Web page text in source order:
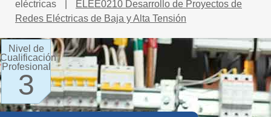
eléctricas
ELEE0210 Desarrollo de Proyectos de
Redes Eléctricas de Baja y Alta Tensión
Nivel de
Cualificación
Profesional
3